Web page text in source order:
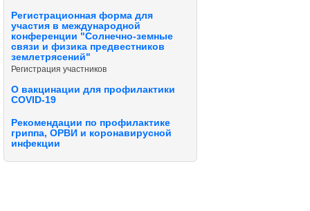
Регистрационная форма для
участия в международной
конференции "Солнечно-земные
связи и физика предвестников
землетрясений"
Регистрация участников
О вакцинации для профилактики
COVID-19
Рекомендации по профилактике
гриппа, ОРВИ и коронавирусной
инфекции